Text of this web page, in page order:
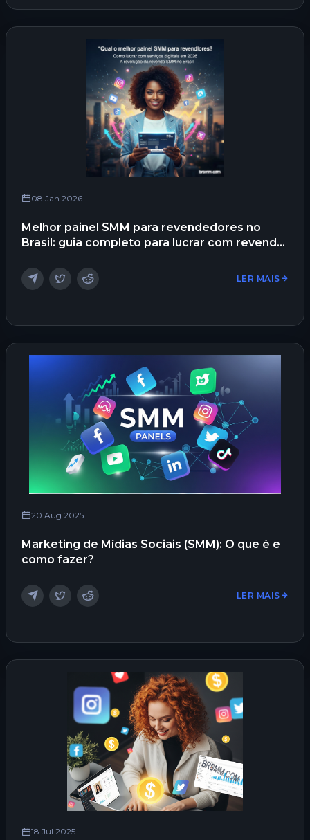
08 Jan 2026
Melhor painel SMM para revendedores no
Brasil: guia completo para lucrar com revenda
de seguidores
LER MAIS
20 Aug 2025
Marketing de Mídias Sociais (SMM): O que é e
como fazer?
LER MAIS
18 Jul 2025